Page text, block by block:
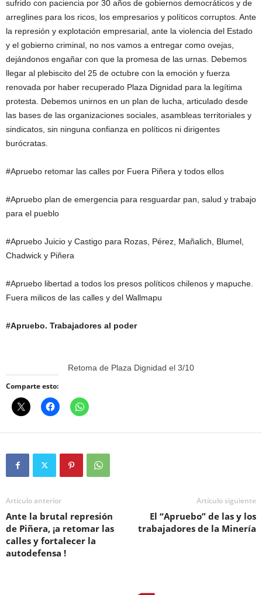
sufrido con paciencia por 30 años de gobiernos democráticos y de
arreglines para los ricos, los empresarios y políticos corruptos. Ante
la represión y explotación empresarial, ante la violencia del Estado
y el gobierno criminal, no nos vamos a entregar como ovejas,
dejándonos engañar con que la promesa de las urnas. Debemos
llegar al plebiscito del 25 de octubre con la emoción y fuerza
renovada por haber recuperado Plaza Dignidad para la legítima
protesta. Debemos unirnos en un plan de lucha, articulado desde
las bases de las organizaciones sociales, asambleas territoriales y
sindicatos, sin ninguna confianza en políticos ni dirigentes
burócratas.
#Apruebo retomar las calles por Fuera Piñera y todos ellos
#Apruebo plan de emergencia para resguardar pan, salud y trabajo
para el pueblo
#Apruebo Juicio y Castigo para Rozas, Pérez, Mañalich, Blumel,
Chadwick y Piñera
#Apruebo libertad a todos los presos políticos chilenos y mapuche.
Fuera milicos de las calles y del Wallmapu
#Apruebo. Trabajadores al poder
Retoma de Plaza Dignidad el 3/10
Comparte esto:
Artículo anterior
Ante la brutal represión
de Piñera, ¡a retomar las
calles y fortalecer la
autodefensa !
Artículo siguiente
El “Apruebo” de las y los
trabajadores de la Minería